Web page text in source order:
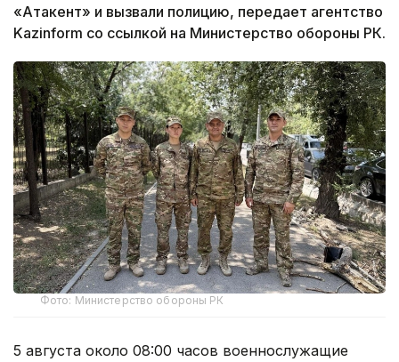
«Атакент» и вызвали полицию, передает агентство
Kazinform со ссылкой на Министерство обороны РК.
Фото: Министерство обороны РК
5 августа около 08:00 часов военнослужащие